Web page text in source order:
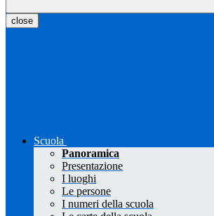
close
Scuola
Panoramica
Presentazione
I luoghi
Le persone
I numeri della scuola